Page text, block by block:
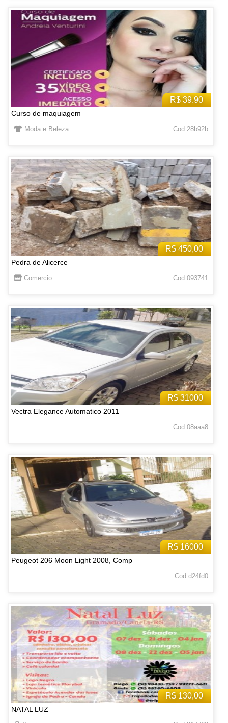
R$ 39.90
Curso de maquiagem
Moda e Beleza Cod 28b92b
R$ 450,00
Pedra de Alicerce
Comercio Cod 093741
R$ 31000
Vectra Elegance Automatico 2011
Cod 08aaa8
R$ 16000
Peugeot 206 Moon Light 2008, Comp
Cod d24fd0
R$ 130,00
NATAL LUZ